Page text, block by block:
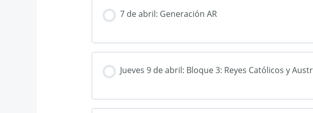
7 de abril: Generación AR
Jueves 9 de abril: Bloque 3: Reyes Católicos y